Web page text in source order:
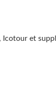
Icotour et